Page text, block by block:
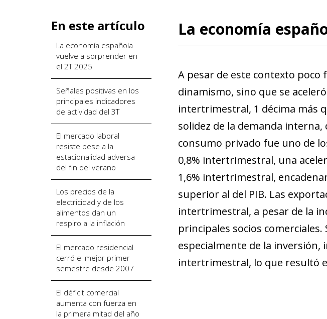
En este artículo
La economía española
vuelve a sorprender en
el 2T 2025
Señales positivas en los
principales indicadores
de actividad del 3T
El mercado laboral
resiste pese a la
estacionalidad adversa
del fin del verano
Los precios de la
electricidad y de los
alimentos dan un
respiro a la inflación
El mercado residencial
cerró el mejor primer
semestre desde 2007
El déficit comercial
aumenta con fuerza en
la primera mitad del año
La economía
A pesar de este contexto poco
dinamismo, sino que se
intertrimestral, 1 décima más
solidez de la demanda
consumo privado fue uno de
0,8% intertrimestral, una
1,6% intertrimestral,
superior al del PIB. Las
intertrimestral, a pesar de la
principales socios
especialmente de la inversión,
intertrimestral, lo que resultó